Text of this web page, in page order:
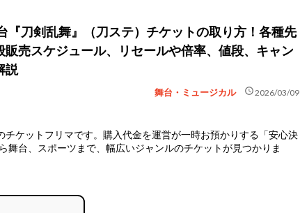
『刀剣乱舞』（刀ステ）チケットの取り方！各種先
販売スケジュール、リセールや倍率、値段、キャン
説
舞台・ミュージカル schedule2026/03/09
チケットフリマです。購入代金を運営が一時お預かりする「安心決
台、スポーツまで、幅広いジャンルのチケットが見つかりま